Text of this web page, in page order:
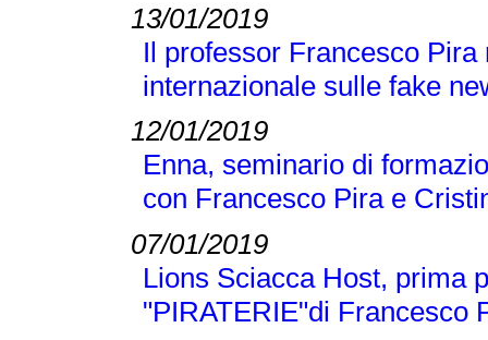
13/01/2019
Il professor Francesco
internazionale sulle fake
12/01/2019
Enna, seminario di
con Francesco Pira e
07/01/2019
Lions Sciacca Host, prima
"PIRATERIE"di Francesco